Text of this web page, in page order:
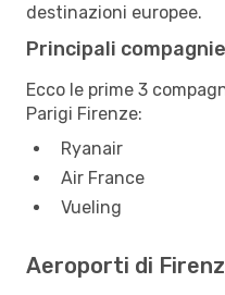
destinazioni europee.
Principali
Ecco le prime 3
Parigi Firenze:
Ryanair
Air France
Vueling
Aeroporti di